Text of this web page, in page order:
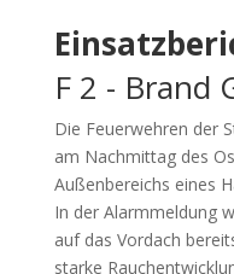
F 2 - Brand
Die Feuerwehren der
am Nachmittag des
Außenbereichs eines
In der Alarmmeldung
auf das Vordach
starke